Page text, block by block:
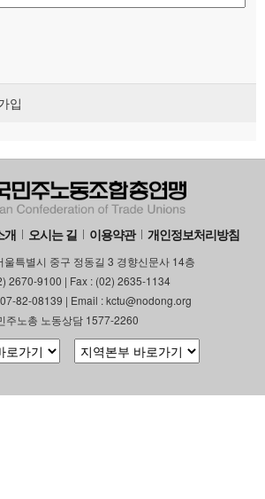
입
개 오시는 길 이용약관 개인정보처리방침
울특별시 중구 정동길 3 경향신문사 14층
2670-9100 | Fax : (02) 2635-1134
82-08139 | Email : kctu@nodong.org
주노총 노동상담 1577-2260